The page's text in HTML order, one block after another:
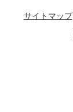
サイトマップ